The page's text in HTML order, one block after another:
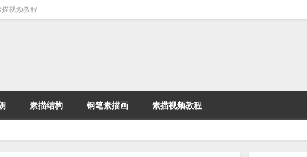
描视频教程
素描结构 钢笔素描画 素描视频教程